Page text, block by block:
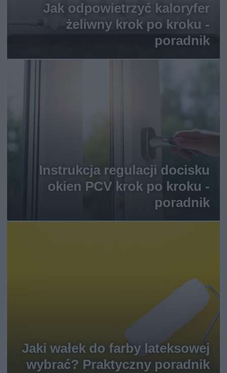
Jak odpowietrzyć kaloryfer
żeliwny krok po kroku -
poradnik
Instrukcja regulacji docisku
okien PCV krok po kroku -
poradnik
Jaki wałek do farby lateksowej
wybrać? Praktyczny poradnik